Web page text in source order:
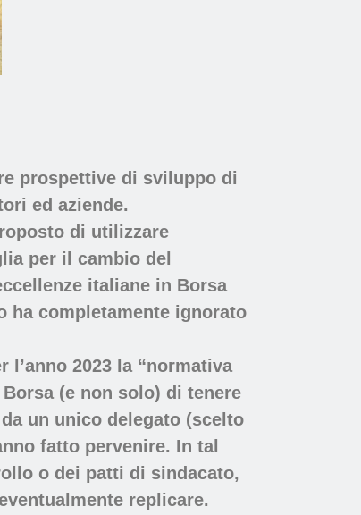
prospettive di sviluppo di
ed aziende.
di utilizzare
per il cambio del
italiane in Borsa
ha completamente ignorato
2023 la “normativa
(e non solo) di tenere
un unico delegato (scelto
fatto pervenire. In tal
o dei patti di sindacato,
replicare.